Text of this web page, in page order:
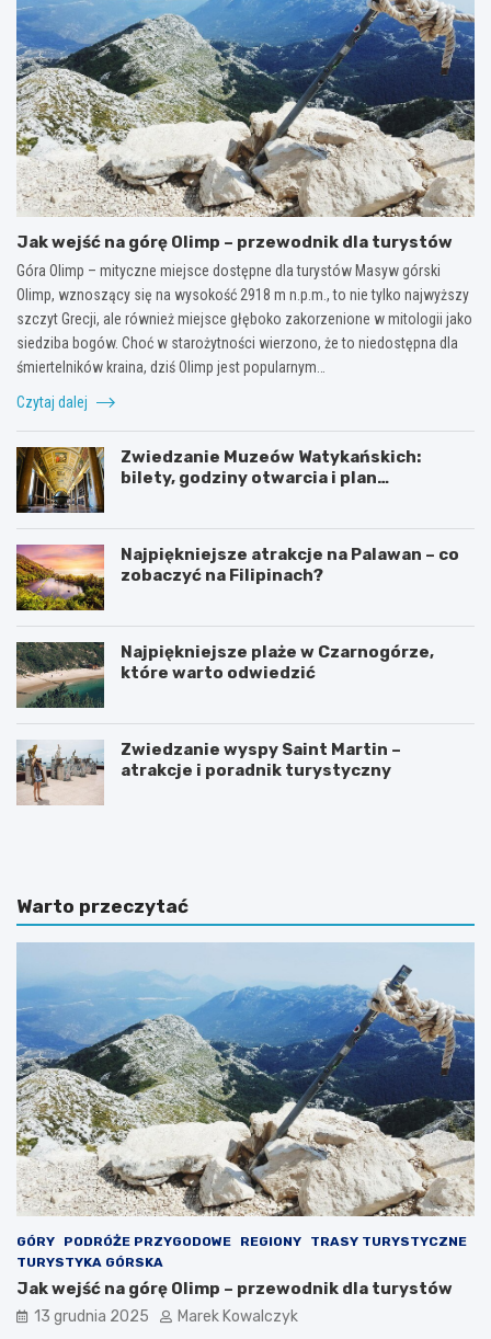
Jak wejść na górę Olimp – przewodnik dla turystów
Góra Olimp – mityczne miejsce dostępne dla turystów Masyw górski
Olimp, wznoszący się na wysokość 2918 m n.p.m., to nie tylko najwyższy
szczyt Grecji, ale również miejsce głęboko zakorzenione w mitologii jako
siedziba bogów. Choć w starożytności wierzono, że to niedostępna dla
śmiertelników kraina, dziś Olimp jest popularnym…
Czytaj dalej
Zwiedzanie Muzeów Watykańskich:
bilety, godziny otwarcia i plan
Najpiękniejsze atrakcje na Palawan – co
zobaczyć na Filipinach?
Najpiękniejsze plaże w Czarnogórze,
które warto odwiedzić
Zwiedzanie wyspy Saint Martin –
atrakcje i poradnik turystyczny
A
c
y
j
e
m
i
e
j
s
c
o
w
o
ś
c
i
n
a
p
I
e
s
u
ą
c
e
m
i
e
j
s
c
a
d
l
a
p
o
r
Warto przeczytać
GÓRY PODRÓŻE PRZYGODOWE REGIONY
TRASY TURYSTYCZNE
TURYSTYKA GÓRSKA
Jak wejść na górę Olimp – przewodnik dla turystów
13 grudnia 2025 Marek Kowalczyk